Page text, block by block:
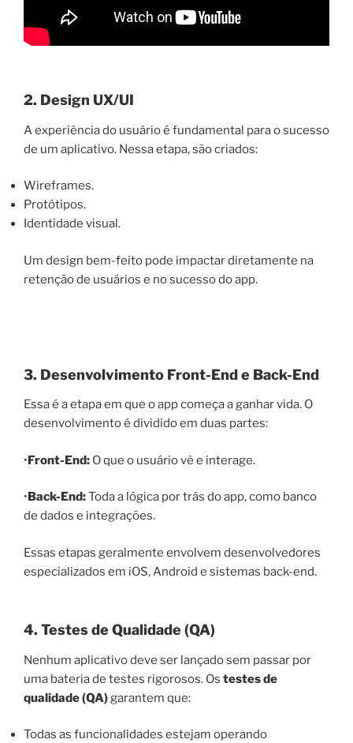
2. Design UX/UI
A experiência do usuário é fundamental para o sucesso
de um aplicativo. Nessa etapa, são criados:
Wireframes.
Protótipos.
Identidade visual.
Um design bem-feito pode impactar diretamente na
retenção de usuários e no sucesso do app.
3. Desenvolvimento Front-End e Back-End
Essa é a etapa em que o app começa a ganhar vida. O
desenvolvimento é dividido em duas partes:
•Front-End: O que o usuário vê e interage.
•Back-End:Toda a lógica por trás do app, como banco
de dados e integrações.
Essas etapas geralmente envolvem desenvolvedores
especializados em iOS, Android e sistemas back-end.
4. Testes de Qualidade (QA)
Nenhum aplicativo deve ser lançado sem passar por
uma bateria de testes rigorosos. Os testes de
qualidade (QA)garantem que:
Todas as funcionalidades estejam operando